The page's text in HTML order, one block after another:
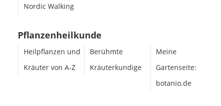
Nordic Walking
Pflanzenheilkunde
Heilpflanzen und
Kräuter von A-Z
Berühmte
Kräuterkundige
Meine
Gartenseite:
botanio.de